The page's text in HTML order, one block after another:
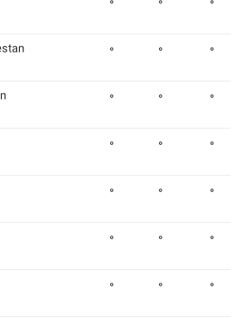
۰ ۰ ۰
۰ ۰ ۰
۰ ۰ ۰
۰ ۰ ۰
۰ ۰ ۰
۰ ۰ ۰